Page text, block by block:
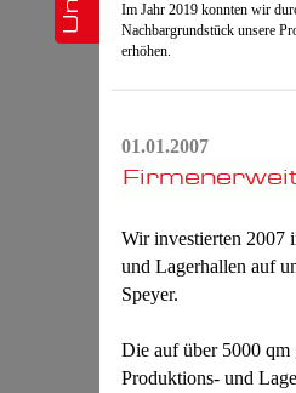
Im Jahr 2019 konnten wir
Nachbargrundstück unsere
erhöhen.
01.01.2007
Wir investierten 2007
und Lagerhallen auf
Speyer.
Die auf über 5000 qm
Produktions- und